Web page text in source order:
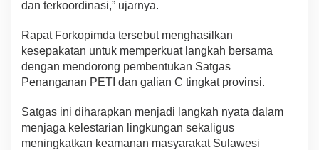
dan terkoordinasi,” ujarnya.
Rapat Forkopimda tersebut menghasilkan
kesepakatan untuk memperkuat langkah bersama
dengan mendorong pembentukan Satgas
Penanganan PETI dan galian C tingkat provinsi.
Satgas ini diharapkan menjadi langkah nyata dalam
menjaga kelestarian lingkungan sekaligus
meningkatkan keamanan masyarakat Sulawesi